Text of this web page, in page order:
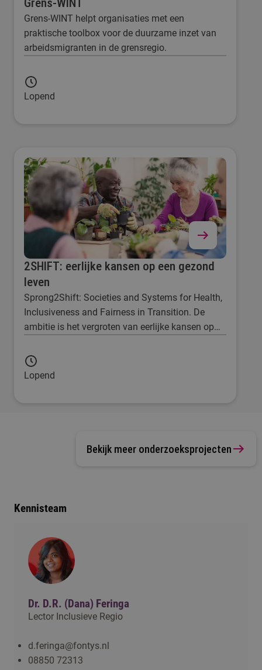
Grens-WINT
Grens-WINT helpt organisaties met een
praktische toolbox voor de duurzame inzet van
arbeidsmigranten in de grensregio.
Lopend
2SHIFT: eerlijke kansen op een gezond
leven
Sprong2Shift: Societies and Systems for Health,
Inclusiveness and Fairness in Transition. De
ambitie is het vergroten van eerlijke kansen op
Lopend
Bekijk meer onderzoeksprojecten
Kennisteam
Dr. D.R. (Dana) Feringa
Lector Inclusieve Regio
d.feringa@fontys.nl
08850 72313